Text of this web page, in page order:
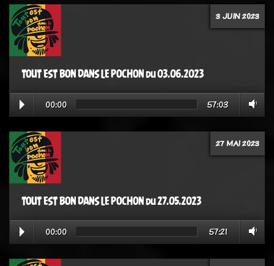
3 JUIN 2023
TOUT EST BON DANS LE POCHON du 03.06.2023
00:00 57:03
27 MAI 2023
TOUT EST BON DANS LE POCHON du 27.05.2023
00:00 57:21